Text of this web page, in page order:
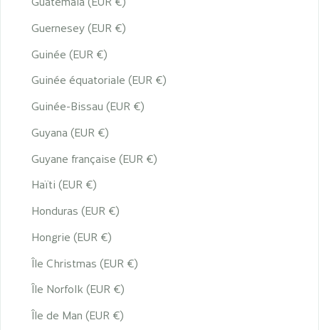
Guernesey (EUR €)
Guinée (EUR €)
Guinée équatoriale (EUR €)
Guinée-Bissau (EUR €)
Guyana (EUR €)
Guyane française (EUR €)
Haïti (EUR €)
Honduras (EUR €)
Hongrie (EUR €)
Île Christmas (EUR €)
Île Norfolk (EUR €)
Île de Man (EUR €)